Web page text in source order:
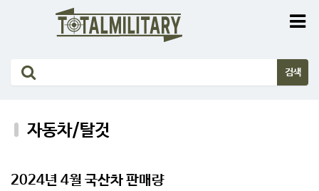
자동차/탈것
2024년 4월 국산차 판매량